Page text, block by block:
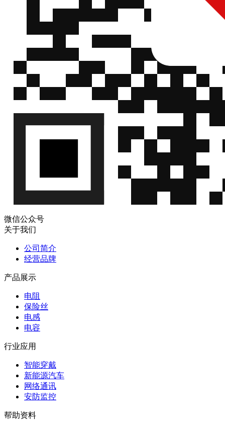
微信公众号
关于我们
公司简介
经营品牌
产品展示
电阻
保险丝
电感
电容
行业应用
智能穿戴
新能源汽车
网络通讯
安防监控
帮助资料